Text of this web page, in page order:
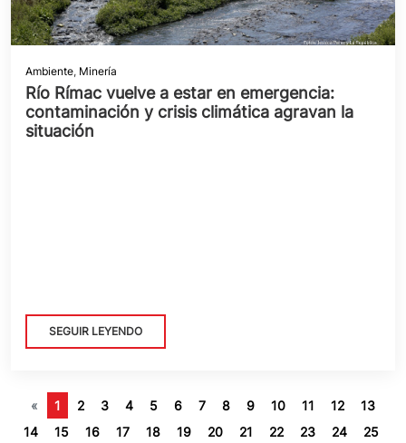
Ambiente, Minería
Río Rímac vuelve a estar en emergencia:
contaminación y crisis climática agravan la
situación
SEGUIR LEYENDO
« 1 2 3 4 5 6 7 8 9 10 11 12
13
14
15 16 17 18 19 20 21 22 23 24
25